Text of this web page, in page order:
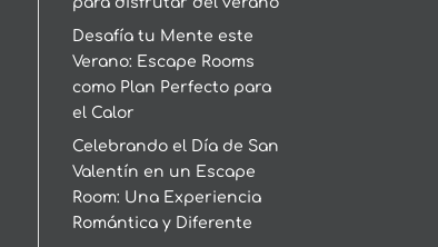
Desafía tu Mente este
Verano: Escape Rooms
como Plan Perfecto para
el Calor
Celebrando el Día de San
Valentín en un Escape
Room: Una Experiencia
Romántica y Diferente